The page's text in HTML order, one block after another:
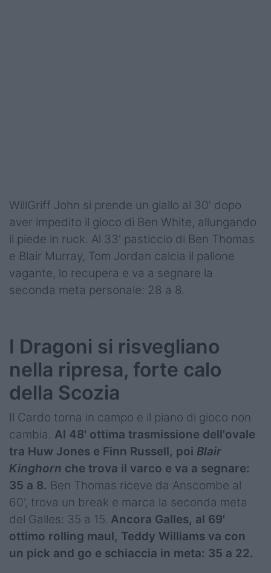
WillGriff John si prende un giallo al 30' dopo
aver impedito il gioco di Ben White, allungando
il piede in ruck. Al 33' pasticcio di Ben Thomas
e Blair Murray, Tom Jordan calcia il pallone
vagante, lo recupera e va a segnare la
seconda meta personale: 28 a 8.
I Dragoni si risvegliano
nella ripresa, forte calo
della Scozia
Il Cardo torna in campo e il piano di gioco non
cambia. Al 48' ottima trasmissione dell'ovale
tra Huw Jones e Finn Russell, poi Blair
Kinghorn che trova il varco e va a segnare:
35 a 8. Ben Thomas riceve da Anscombe al
60', trova un break e marca la seconda meta
del Galles: 35 a 15. Ancora Galles, al 69'
ottimo rolling maul, Teddy Williams va con
un pick and go e schiaccia in meta: 35 a 22.